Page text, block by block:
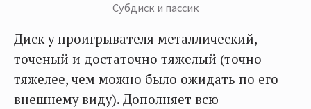
Субдиск и пассик
Диск у проигрывателя металлический,
точеный и достаточно тяжелый (точно
тяжелее, чем можно было ожидать по его
внешнему виду). Дополняет всю